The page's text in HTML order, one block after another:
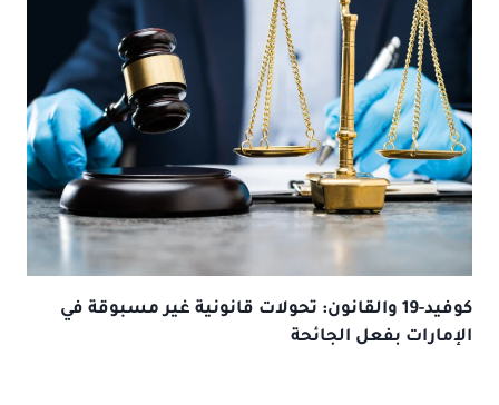
كوفيد-19 والقانون: تحولات قانونية غير مسبوقة في
الإمارات بفعل الجائحة